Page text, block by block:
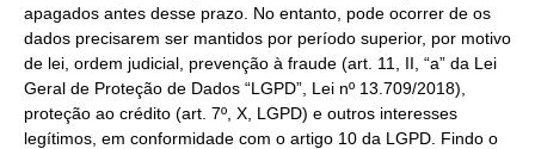
apagados antes desse prazo. No entanto, pode ocorrer de os
dados precisarem ser mantidos por período superior, por motivo
de lei, ordem judicial, prevenção à fraude (art. 11, II, “a” da Lei
Geral de Proteção de Dados “LGPD”, Lei nº 13.709/2018),
proteção ao crédito (art. 7º, X, LGPD) e outros interesses
legítimos, em conformidade com o artigo 10 da LGPD. Findo o